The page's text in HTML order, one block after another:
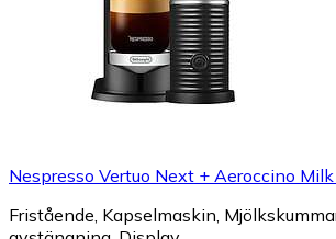
Nespresso Vertuo Next + Aeroccino
Fristående, Kapselmaskin,